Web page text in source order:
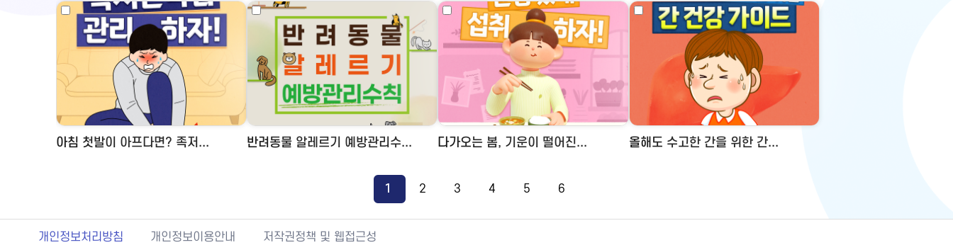
아침 첫발이 아프다면? 족저... 반려동물 알레르기 예방관리수... 다가오는 봄, 기운이 떨어진... 올해도 수고한 간을 위한 간...
1 2 3 4 5 6
개인정보처리방침 개인정보이용안내 저작권정책 및 웹접근성